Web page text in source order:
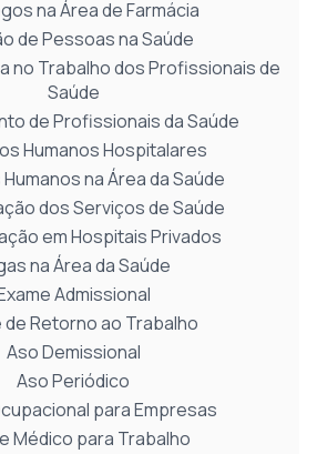
na Área de Farmácia
de Pessoas na Saúde
no Trabalho dos Profissionais de
Saúde
de Profissionais da Saúde
Humanos Hospitalares
na Área da Saúde
dos Serviços de Saúde
em Hospitais Privados
na Área da Saúde
Admissional
de Retorno ao Trabalho
Aso Demissional
Aso Periódico
para Empresas
Médico para Trabalho